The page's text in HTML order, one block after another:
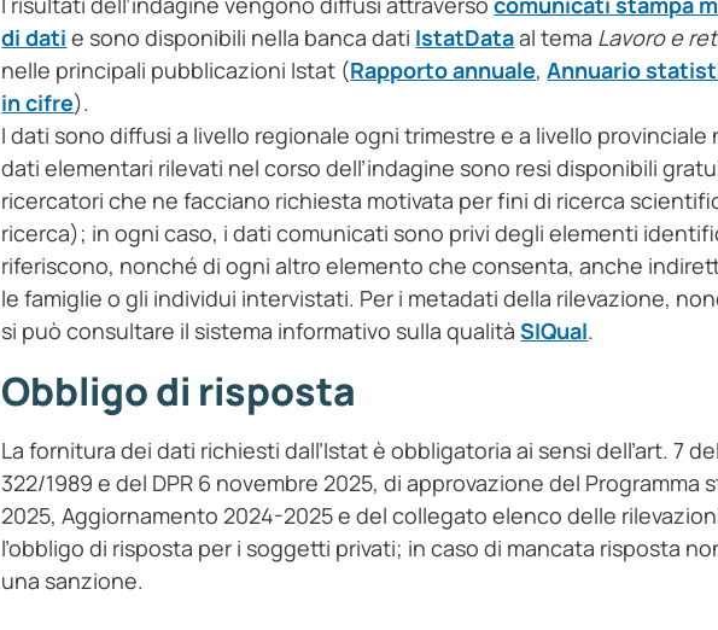
di dati e sono disponibili nella banca dati IstatDataal tema Lavoro e
nelle principali pubblicazioni Istat (Rapporto annuale,Annuario
in cifre).
I dati sono diffusi a livello regionale ogni trimestre e a livello provinciale
dati elementari rilevati nel corso dell’indagine sono resi disponibili
ricercatori che ne facciano richiesta motivata per fini di ricerca
ricerca); in ogni caso, i dati comunicati sono privi degli elementi
riferiscono, nonché di ogni altro elemento che consenta, anche
le famiglie o gli individui intervistati. Per i metadati della rilevazione,
si può consultare il sistema informativo sulla qualitàSIQual.
Obbligo di risposta
La fornitura dei dati richiesti dall’Istat è obbligatoria ai sensi dell’art. 7
322/1989 e del DPR 6 novembre 2025, di approvazione del
2025, Aggiornamento 2024-2025 e del collegato elenco delle
l’obbligo di risposta per i soggetti privati; in caso di mancata risposta
una sanzione.